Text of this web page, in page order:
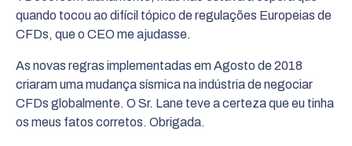
quando tocou ao difícil tópico de regulações Europeias de
CFDs, que o CEO me ajudasse.
As novas regras implementadas em Agosto de 2018
criaram uma mudança sísmica na indústria de negociar
CFDs globalmente. O Sr. Lane teve a certeza que eu tinha
os meus fatos corretos. Obrigada.